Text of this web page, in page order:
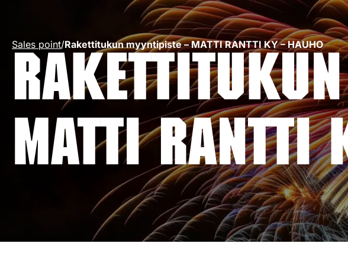
Sales point/Rakettitukun myyntipiste – MATTI RANTTI KY – HAUHO
MATTI RANTTI